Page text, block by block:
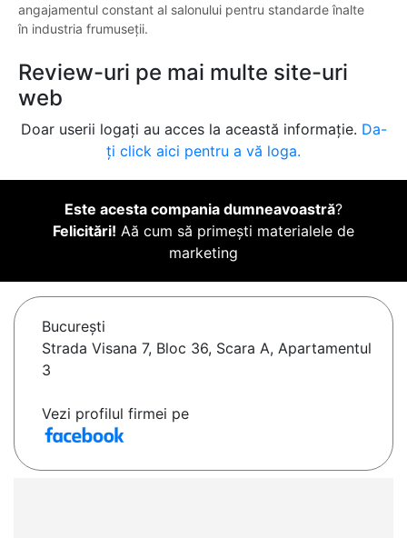
angajamentul constant al salonului pentru standarde înalte
în industria frumuseții.
Review-uri pe mai multe site-uri
web
Doar userii logați au acces la această informație. Da-
ți click aici pentru a vă loga.
Este acesta compania dumneavoastră?
Felicitări! Aă cum să primești materialele de
marketing
Bucureşti
Strada Visana 7, Bloc 36, Scara A, Apartamentul
3
Vezi profilul firmei pe